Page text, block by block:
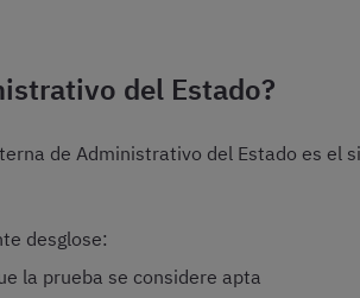
del Estado?
de Administrativo del Estado es el
desglose:
la prueba se considere apta